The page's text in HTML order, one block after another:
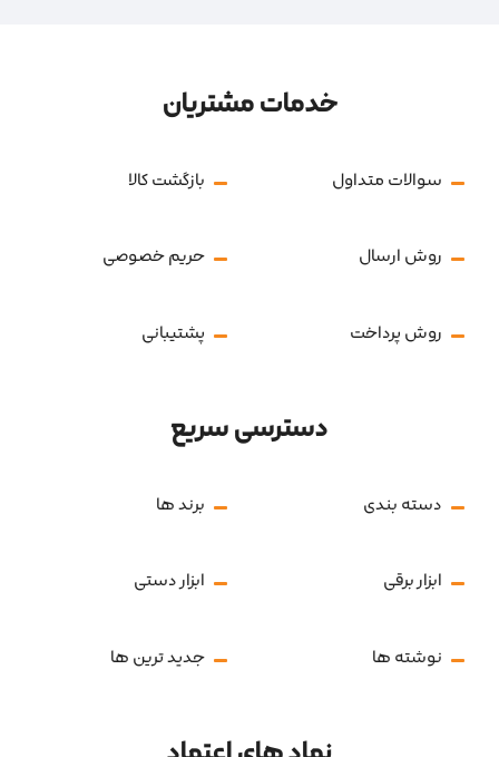
خدمات مشتریان
سوالات متداول بازگشت کالا
روش ارسال حریم خصوصی
روش پرداخت پشتیبانی
دسترسی سریع
دسته بندی برند ها
ابزار برقی ابزار دستی
نوشته ها جدید ترین ها